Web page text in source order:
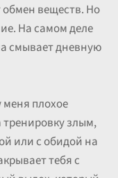
веществ. Но
На самом деле
смывает дневную
плохое
злым,
или с обидой на
тебя с